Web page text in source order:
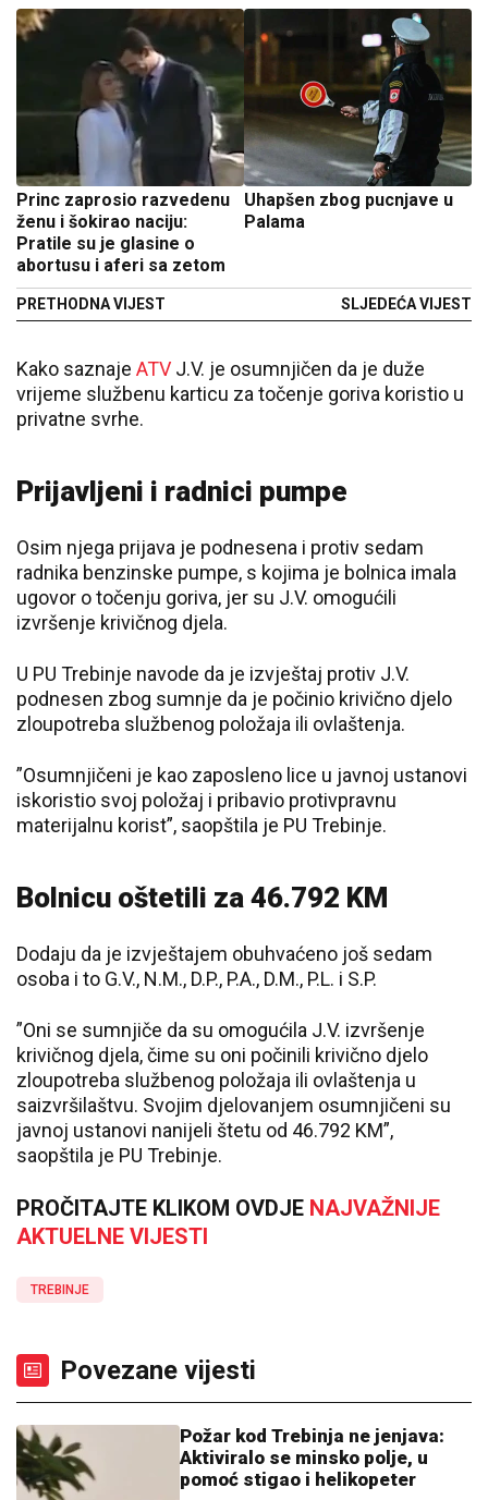
Princ zaprosio razvedenu
ženu i šokirao naciju:
Pratile su je glasine o
abortusu i aferi sa zetom
PRETHODNA VIJEST
Uhapšen zbog pucnjave u
Palama
SLJEDEĆA VIJEST
Kako saznaje ATV J.V. je osumnjičen da je duže
vrijeme službenu karticu za točenje goriva koristio u
privatne svrhe.
Prijavljeni i radnici pumpe
Osim njega prijava je podnesena i protiv sedam
radnika benzinske pumpe, s kojima je bolnica imala
ugovor o točenju goriva, jer su J.V. omogućili
izvršenje krivičnog djela.
U PU Trebinje navode da je izvještaj protiv J.V.
podnesen zbog sumnje da je počinio krivično djelo
zloupotreba službenog položaja ili ovlaštenja.
”Osumnjičeni je kao zaposleno lice u javnoj ustanovi
iskoristio svoj položaj i pribavio protivpravnu
materijalnu korist”, saopštila je PU Trebinje.
Bolnicu oštetili za 46.792 KM
Dodaju da je izvještajem obuhvaćeno još sedam
osoba i to G.V., N.M., D.P., P.A., D.M., P.L. i S.P.
”Oni se sumnjiče da su omogućila J.V. izvršenje
krivičnog djela, čime su oni počinili krivično djelo
zloupotreba službenog položaja ili ovlaštenja u
saizvršilaštvu. Svojim djelovanjem osumnjičeni su
javnoj ustanovi nanijeli štetu od 46.792 KM”,
saopštila je PU Trebinje.
PROČITAJTE KLIKOM OVDJE NAJVAŽNIJE
AKTUELNE VIJESTI
TREBINJE
Povezane vijesti
Požar kod Trebinja ne jenjava:
Aktiviralo se minsko polje, u
pomoć stigao i helikopeter